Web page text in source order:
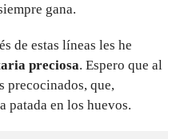
gana.
de estas líneas les he
preciosa. Espero que al
precocinados, que,
patada en los huevos.